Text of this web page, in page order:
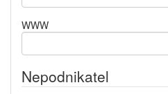
WWW
Nepodnikatel